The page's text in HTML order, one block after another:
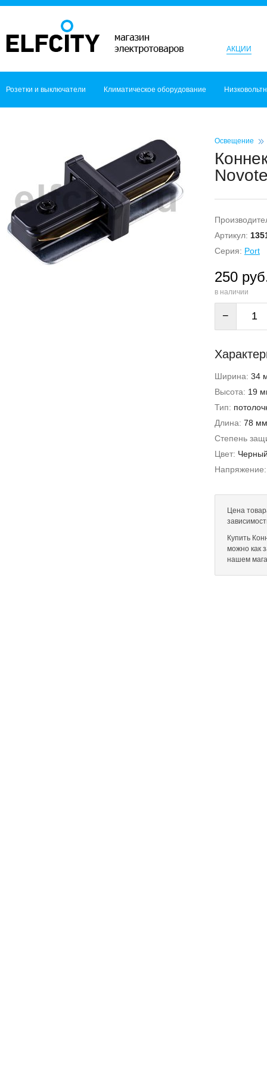
АКЦИИ
Розетки и выключатели Климатическое оборудование
Освещение
Артикул:
Серия: Port
250
в наличии
−
Ширина: 34
Высота: 19
Тип:
Длина: 78 мм
Степень
Цвет:
Цена
Купить
можно как
нашем